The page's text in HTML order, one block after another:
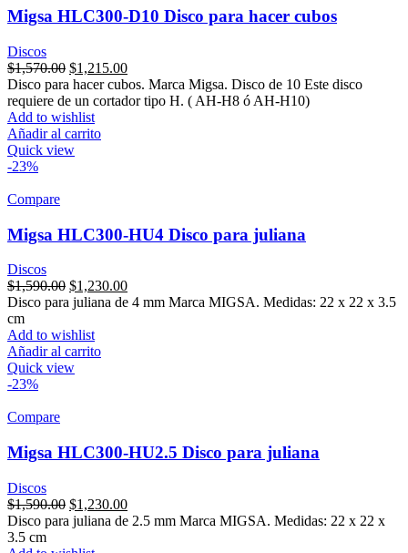
Migsa HLC300-D10 Disco para hacer cubos
Discos
$1,570.00 Original
price
was:
$1,570.00.
$1,215.00Current
price
is:
Disco para hacer cubos. Marca Migsa. Disco de 10 Este disco
requiere de un cortador tipo H. ( AH-H8 ó AH-H10)
Add to wishlist
Añadir al carrito
Quick view
-23%
Compare
Migsa HLC300-HU4 Disco para juliana
Discos
$1,590.00 Original
price
$1,590.00.
$1,230.00Current
price
Disco para juliana de 4 mm Marca MIGSA. Medidas: 22 x 22 x 3.5
cm
Add to wishlist
Añadir al carrito
Quick view
-23%
Compare
Migsa HLC300-HU2.5 Disco para juliana
Discos
$1,590.00 Original
price
$1,230.00Current
price
Disco para juliana de 2.5 mm Marca MIGSA. Medidas: 22 x 22 x
3.5 cm